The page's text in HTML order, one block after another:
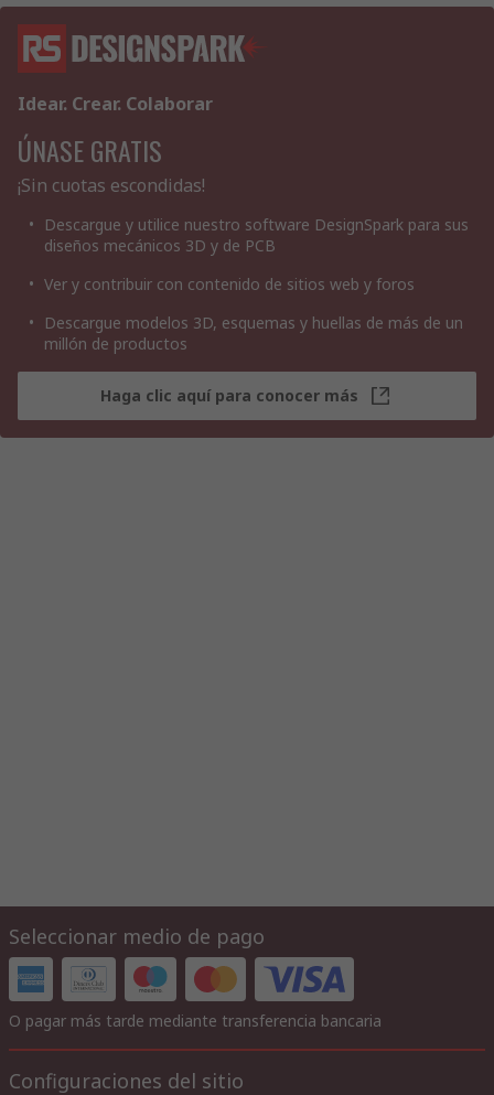
Idear. Crear. Colaborar
ÚNASE GRATIS
¡Sin cuotas escondidas!
Descargue y utilice nuestro software DesignSpark para sus
diseños mecánicos 3D y de PCB
Ver y contribuir con contenido de sitios web y foros
Descargue modelos 3D, esquemas y huellas de más de un
millón de productos
Haga clic aquí para conocer más
Seleccionar medio de pago
O pagar más tarde mediante transferencia bancaria
Configuraciones del sitio